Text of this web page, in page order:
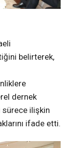
belirterek,
dernek
ilişkin
ifade etti.